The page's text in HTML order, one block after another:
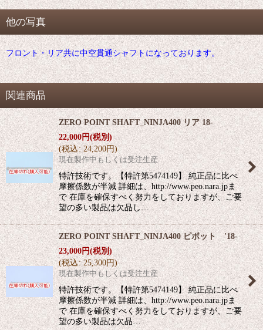
他の写真
フロント・リア共に中空貫通シャフトになっております。
関連商品
ZERO POINT SHAFT_NINJA400 リア 18-
22,000円(税別)
(税込: 24,200円)
現在製作中もしくは受注生産
特許技術です。【特許第5474149】 純正品に比べ
摩擦係数が半減 詳細は、http://www.peo.nara.jpま
で 在庫を確保すべく努力をしておりますが、ご要
望の多い製品は欠品し…
ZERO POINT SHAFT_NINJA400 ピボット '18-
23,000円(税別)
(税込: 25,300円)
現在製作中もしくは受注生産
特許技術です。【特許第5474149】 純正品に比べ
摩擦係数が半減 詳細は、http://www.peo.nara.jpま
で 在庫を確保すべく努力をしておりますが、ご要
望の多い製品は欠品…